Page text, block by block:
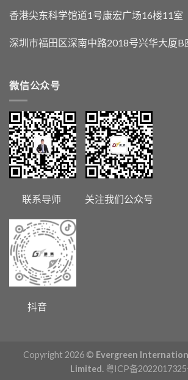
香港尖东科学馆道1号康宏广场16楼11室
深圳市福田区深南中路2018号兴华大厦B
微信公众号
联系导师 关注我们公众号
抖音
Copyright 2026 © Evergreen
Limited. 粤ICP备2022017325